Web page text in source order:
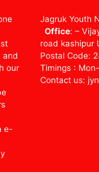
and
our
e-
Jagruk Youth
Office: –
road kashipur
Postal Code:
Timings :
Contact us: